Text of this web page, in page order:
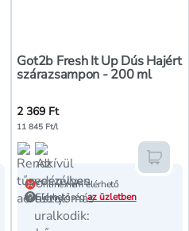
teszem
Got2b Fresh It Up Dús Hajért
szárazsampon - 200 ml
2 369 Ft
11 845 Ft/l
Online nem elérhető
Elérhetőségaz üzletben